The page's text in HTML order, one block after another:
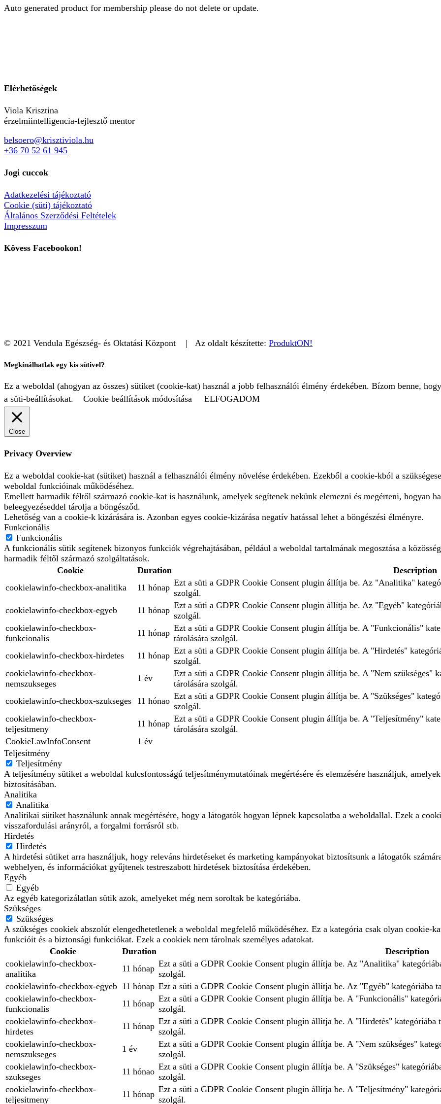
Auto generated product for membership please do not delete or update.
Elérhetőségek
Viola Krisztina
érzelmiintelligencia-fejlesztő mentor
belsoero@krisztiviola.hu
+36 70 52 61 945
Jogi cuccok
Adatkezelési tájékoztató
Cookie (süti) tájékoztató
Általános Szerződési Feltételek
Impresszum
Kövess Facebookon!
© 2021 Vendula Egészség- és Oktatási Központ | Az oldalt készítette: ProduktON!
Megkínálhatlak egy kis sütivel?
Ez a weboldal (ahogyan az összes) sütiket (cookie-kat) használ a jobb felhasználói élmény érdekében. Bízom benne,
a süti-beállításokat.
Cookie beállítások módosítása ELFOGADOM
Close
Privacy Overview
Ez a weboldal cookie-kat (sütiket) használ a felhasználói élmény növelése érdekében. Ezekből a cookie-kból a
weboldal funkcióinak működéséhez.
Emellett harmadik féltől származó cookie-kat is használunk, amelyek segítenek nekünk elemezni és megérteni, hogyan
beleegyezéseddel tárolja a böngésződ.
Lehetőség van a cookie-k kizárására is. Azonban egyes cookie-kizárása negatív hatással lehet a böngészési élményre.
Funkcionális
Funkcionális
A funkcionális sütik segítenek bizonyos funkciók végrehajtásában, például a weboldal tartalmának megosztása a
harmadik féltől származó szolgáltatások.
Cookie
Duration
Description
cookielawinfo-checkbox-analitika
11 hónap Ezt a süti a GDPR Cookie Consent plugin állítja be. Az "Analitika"
szolgál.
cookielawinfo-checkbox-egyeb
11 hónap Ezt a süti a GDPR Cookie Consent plugin állítja be. Az "Egyéb"
szolgál.
cookielawinfo-checkbox-
funkcionalis
11 hónap Ezt a süti a GDPR Cookie Consent plugin állítja be. A "Funkcionális"
tárolására szolgál.
cookielawinfo-checkbox-hirdetes
11 hónap Ezt a süti a GDPR Cookie Consent plugin állítja be. A "Hirdetés"
szolgál.
cookielawinfo-checkbox-
nemszukseges
1 év
Ezt a süti a GDPR Cookie Consent plugin állítja be. A "Nem szükséges"
tárolására szolgál.
cookielawinfo-checkbox-szukseges
11 hónao Ezt a süti a GDPR Cookie Consent plugin állítja be. A "Szükséges"
szolgál.
cookielawinfo-checkbox-
teljesitmeny
11 hónap Ezt a süti a GDPR Cookie Consent plugin állítja be. A "Teljesítmény"
tárolására szolgál.
CookieLawInfoConsent
1 év
Teljesítmény
Teljesítmény
A teljesítmény sütiket a weboldal kulcsfontosságú teljesítménymutatóinak megértésére és elemzésére használjuk,
biztosításában.
Analitika
Analitika
Analitikai sütiket használunk annak megértésére, hogy a látogatók hogyan lépnek kapcsolatba a weboldallal. Ezek a
visszafordulási arányról, a forgalmi forrásról stb.
Hirdetés
Hirdetés
A hirdetési sütiket arra használjuk, hogy releváns hirdetéseket és marketing kampányokat biztosítsunk a látogatók
webhelyen, és információkat gyűjtenek testreszabott hirdetések biztosítása érdekében.
Egyéb
Egyéb
Az egyéb kategorizálatlan sütik azok, amelyeket még nem soroltak be kategóriába.
Szükséges
Szükséges
A szükséges cookiek abszolút elengedhetetlenek a weboldal megfelelő működéséhez. Ez a kategória csak olyan cookie-
funkcióit és a biztonsági funkciókat. Ezek a cookiek nem tárolnak személyes adatokat.
Cookie
Duration
Description
cookielawinfo-checkbox-
analitika
11 hónap Ezt a süti a GDPR Cookie Consent plugin állítja be. Az "Analitika"
szolgál.
cookielawinfo-checkbox-egyeb 11 hónap Ezt a süti a GDPR Cookie Consent plugin állítja be. Az "Egyéb" kategóriába
cookielawinfo-checkbox-
funkcionalis
11 hónap Ezt a süti a GDPR Cookie Consent plugin állítja be. A "Funkcionális"
szolgál.
cookielawinfo-checkbox-
hirdetes
11 hónap Ezt a süti a GDPR Cookie Consent plugin állítja be. A "Hirdetés" kategóriába
szolgál.
cookielawinfo-checkbox-
nemszukseges
1 év
Ezt a süti a GDPR Cookie Consent plugin állítja be. A "Nem szükséges"
szolgál.
cookielawinfo-checkbox-
szukseges
11 hónao Ezt a süti a GDPR Cookie Consent plugin állítja be. A "Szükséges"
szolgál.
cookielawinfo-checkbox-
teljesitmeny
11 hónap Ezt a süti a GDPR Cookie Consent plugin állítja be. A "Teljesítmény"
szolgál.